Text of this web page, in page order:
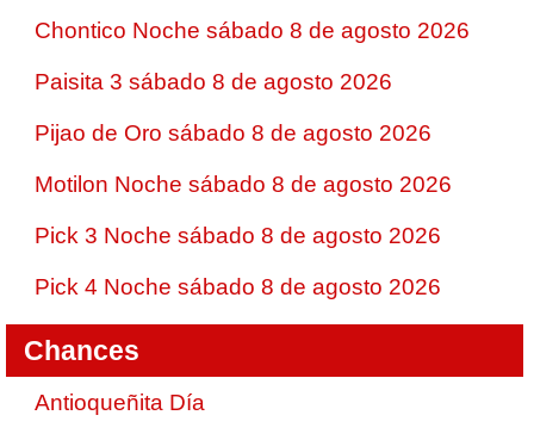
Chontico Noche sábado 8 de agosto 2026
Paisita 3 sábado 8 de agosto 2026
Pijao de Oro sábado 8 de agosto 2026
Motilon Noche sábado 8 de agosto 2026
Pick 3 Noche sábado 8 de agosto 2026
Pick 4 Noche sábado 8 de agosto 2026
Chances
Antioqueñita Día